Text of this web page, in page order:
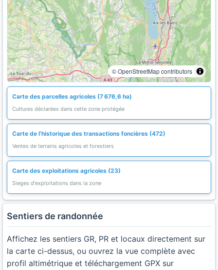
© OpenStreetMap contributors
Carte des parcelles agricoles (7 676,6 ha)
Cultures déclarées dans cette zone protégée
Carte de l'historique des transactions foncières (472)
Ventes de terrains agricoles et forestiers
Carte des exploitations agricoles (23)
Sieges d'exploitations dans la zone
Sentiers de randonnée
Affichez les sentiers GR, PR et locaux directement sur
la carte ci-dessus, ou ouvrez la vue complète avec
profil altimétrique et téléchargement GPX sur